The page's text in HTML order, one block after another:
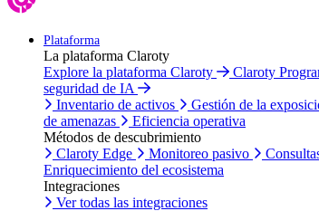
Plataforma
La plataforma Claroty
Explore la plataforma Claroty
Claroty
seguridad de IA
Inventario de activos
Gestión de la
de amenazas
Eficiencia operativa
Métodos de descubrimiento
Claroty Edge
Monitoreo pasivo
Enriquecimiento del ecosistema
Integraciones
Ver todas las integraciones